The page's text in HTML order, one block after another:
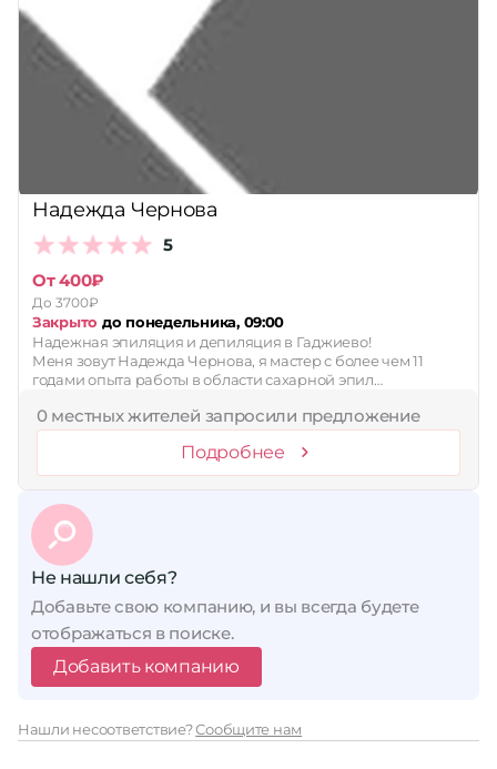
Надежда Чернова
5
От 400₽
До 3700₽
Закрыто до понедельника, 09:00
Надежная эпиляция и депиляция в Гаджиево!
Меня зовут Надежда Чернова, я мастер с более чем 11
годами опыта работы в области сахарной эпил…
0 местных жителей запросили предложение
Подробнее
Не нашли себя?
Добавьте свою компанию, и вы всегда будете
отображаться в поиске.
Добавить компанию
Нашли несоответствие?Сообщите нам